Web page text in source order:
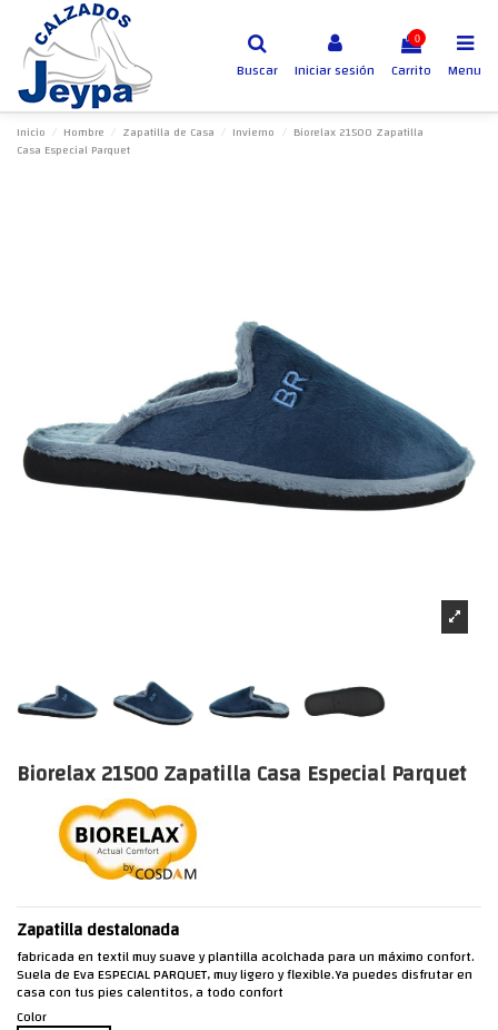
Buscar Iniciar sesión
0
Carrito Menu
Inicio Hombre Zapatilla de Casa Invierno
Biorelax 21500 Zapatilla
Casa Especial Parquet
Biorelax 21500 Zapatilla Casa Especial Parquet
Zapatilla destalonada
fabricada en textil muy suave y plantilla acolchada para un máximo confort.
Suela de Eva ESPECIAL PARQUET, muy ligero y flexible.Ya puedes disfrutar en
casa con tus pies calentitos, a todo confort
Color